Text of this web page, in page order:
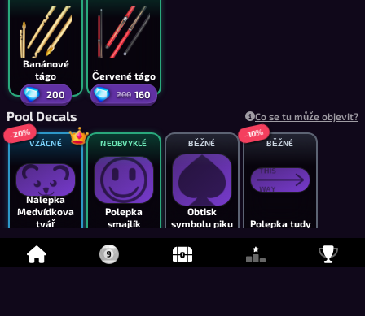
Banánové
tágo
200
Červené tágo
200 160
Pool Decals Co se tu může objevit?
VZÁCNÉ
Nálepka
Medvídkova
tvář
Podporovatel
-20%
NEOBVYKLÉ
Polepka
smajlík
1,000
BĚŽNÉ
Obtisk
symbolu piku
700
BĚŽNÉ
Polepka tudy
540
-10%
BĚŽNÉ BĚŽNÉ
-10% BĚŽNÉ
BĚŽNÉ